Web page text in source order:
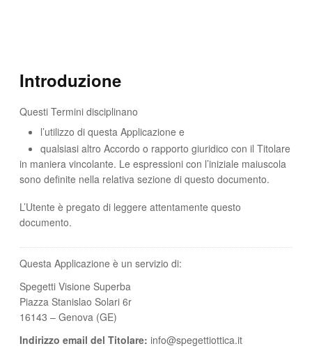
Introduzione
Questi Termini disciplinano
l’utilizzo di questa Applicazione e
qualsiasi altro Accordo o rapporto giuridico con il Titolare
in maniera vincolante. Le espressioni con l’iniziale maiuscola
sono definite nella relativa sezione di questo documento.
L’Utente è pregato di leggere attentamente questo
documento.
Questa Applicazione è un servizio di:
Spegetti Visione Superba
Piazza Stanislao Solari 6r
16143 – Genova (GE)
Indirizzo email del Titolare: info@spegettiottica.it